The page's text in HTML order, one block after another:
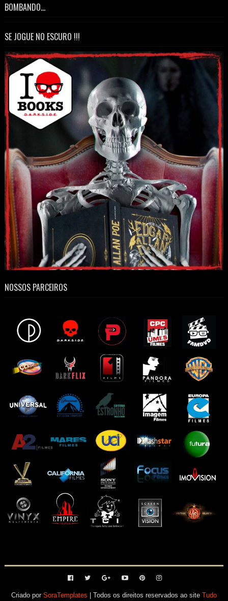
BOMBANDO...
SE JOGUE NO ESCURO !!!
NOSSOS PARCEIROS
Criado por SoraTemplates | Todos os direitos reservados ao site Tudo